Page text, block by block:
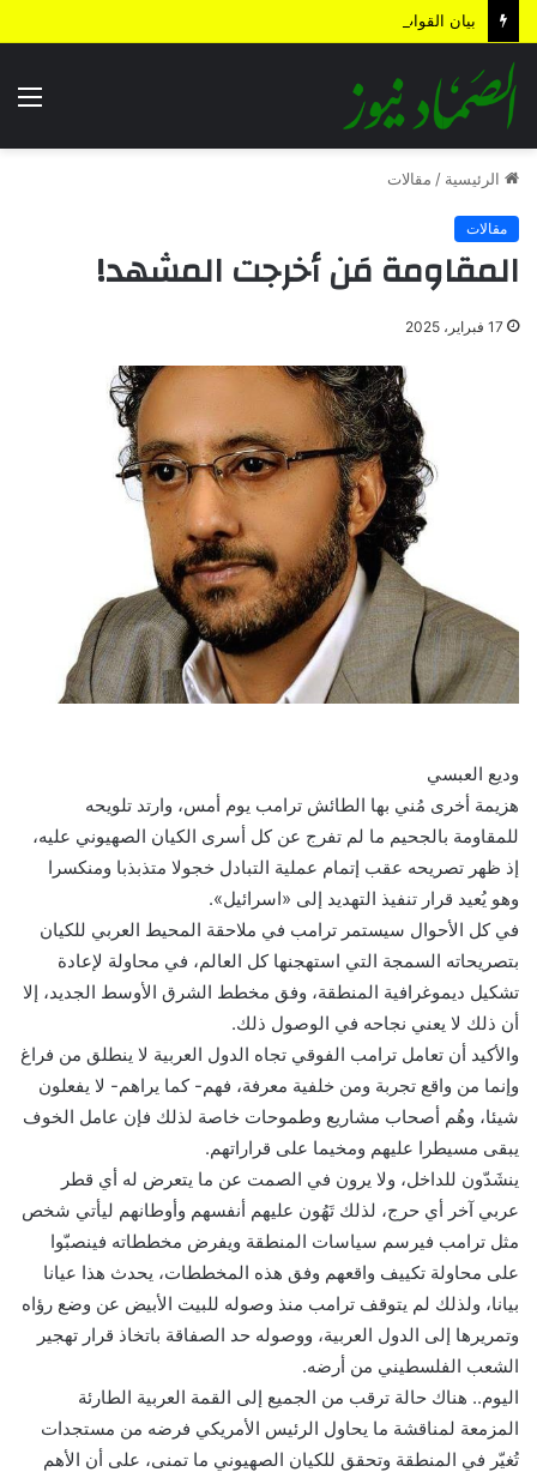
الرئيسية / مقالات
مقالات
المقاومة مَن أخرجت المشهد!
17 فبراير، 2025
وديع العبسي
هزيمة أخرى مُني بها الطائش ترامب يوم أمس، وارتد تلويحه
للمقاومة بالجحيم ما لم تفرج عن كل أسرى الكيان الصهيوني عليه،
إذ ظهر تصريحه عقب إتمام عملية التبادل خجولا متذبذبا ومنكسرا
وهو يُعيد قرار تنفيذ التهديد إلى «اسرائيل».
في كل الأحوال سيستمر ترامب في ملاحقة المحيط العربي للكيان
بتصريحاته السمجة التي استهجنها كل العالم، في محاولة لإعادة
تشكيل ديموغرافية المنطقة، وفق مخطط الشرق الأوسط الجديد، إلا
أن ذلك لا يعني نجاحه في الوصول ذلك.
والأكيد أن تعامل ترامب الفوقي تجاه الدول العربية لا ينطلق من فراغ
وإنما من واقع تجربة ومن خلفية معرفة، فهم- كما يراهم- لا يفعلون
شيئا، وهُم أصحاب مشاريع وطموحات خاصة لذلك فإن عامل الخوف
يبقى مسيطرا عليهم ومخيما على قراراتهم.
ينشَدّون للداخل، ولا يرون في الصمت عن ما يتعرض له أي قطر
عربي آخر أي حرج، لذلك تَهُون عليهم أنفسهم وأوطانهم ليأتي شخص
مثل ترامب فيرسم سياسات المنطقة ويفرض مخططاته فينصبّوا
على محاولة تكييف واقعهم وفق هذه المخططات، يحدث هذا عيانا
بيانا، ولذلك لم يتوقف ترامب منذ وصوله للبيت الأبيض عن وضع رؤاه
وتمريرها إلى الدول العربية، ووصوله حد الصفاقة باتخاذ قرار تهجير
الشعب الفلسطيني من أرضه.
اليوم.. هناك حالة ترقب من الجميع إلى القمة العربية الطارئة
المزمعة لمناقشة ما يحاول الرئيس الأمريكي فرضه من مستجدات
تُغيّر في المنطقة وتحقق للكيان الصهيوني ما تمنى، على أن الأهم